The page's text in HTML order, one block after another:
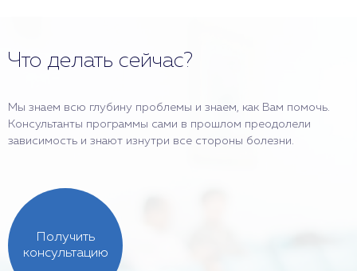
Что делать сейчас?
Мы знаем всю глубину проблемы и знаем, как Вам помочь.
Консультанты программы сами в прошлом преодолели
зависимость и знают изнутри все стороны болезни.
Получить
консультацию